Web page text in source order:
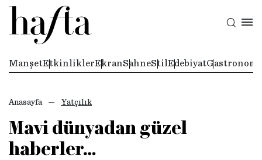
ManşetEtkinliklerEkranSahneStil EdebiyatGastronomi
Anasayfa Yatçılık
Mavi dünyadan güzel
haberler…